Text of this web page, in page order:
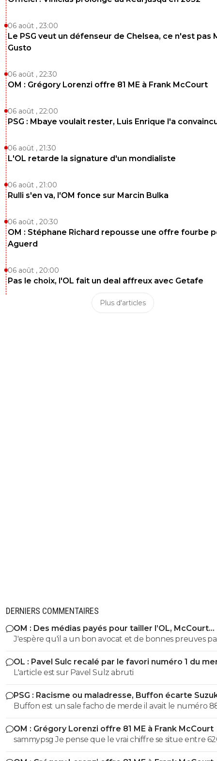
06 août , 23:00
Le PSG veut un défenseur de Chelsea, ce n'est pas
Gusto
06 août , 22:30
OM : Grégory Lorenzi offre 81 ME à Frank McCourt
06 août , 22:00
PSG : Mbaye voulait rester, Luis Enrique l'a
06 août , 21:30
L'OL retarde la signature d'un mondialiste
06 août , 21:00
Rulli s'en va, l'OM fonce sur Marcin Bulka
06 août , 20:30
OM : Stéphane Richard repousse une offre fourbe
Aguerd
06 août , 20:00
Pas le choix, l'OL fait un deal affreux avec Getafe
Plus d'articles
DERNIERS COMMENTAIRES
OM : Des médias payés pour tailler l’OL, McCourt
accusé
J'espère qu'il a un bon avocat et de bonnes preuves
qu'il va vite exploser en vol avec ses différentes
OL : Pavel Sulc recalé par le favori numéro 1 du
L'article est sur Pavel Sulz abruti
PSG : Racisme ou maladresse, Buffon écarte
Buffon est un sale facho de merde il avait le numéro
cetait pas un hasard...
OM : Grégory Lorenzi offre 81 ME à Frank McCourt
sammypsg Je pense que le vrai chiffre se situe entre
700 M